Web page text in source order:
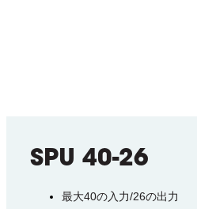
SPU 40-26
最大40の入力/26の出力